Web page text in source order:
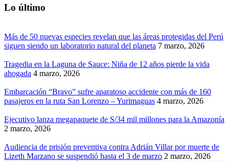
Lo último
Más de 50 nuevas especies revelan que las áreas protegidas del Perú
siguen siendo un laboratorio natural del planeta 7 marzo, 2026
Tragedia en la Laguna de Sauce: Niña de 12 años pierde la vida
ahogada 4 marzo, 2026
Embarcación “Bravo” sufre aparatoso accidente con más de 160
pasajeros en la ruta San Lorenzo – Yurimaguas 4 marzo, 2026
Ejecutivo lanza megapaquete de S/34 mil millones para la Amazonía
2 marzo, 2026
Audiencia de prisión preventiva contra Adrián Villar por muerte de
Lizeth Marzano se suspendió hasta el 3 de marzo 2 marzo, 2026